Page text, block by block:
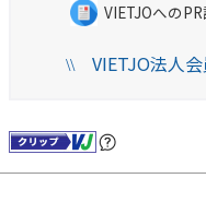
VIETJOへの
\\VIETJO法人会